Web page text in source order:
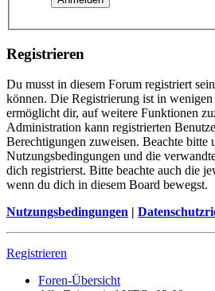
Registrieren
Du musst in diesem Forum registriert
können. Die Registrierung ist in
ermöglicht dir, auf weitere Funktionen
Administration kann registrierten
Berechtigungen zuweisen. Beachte bitte
Nutzungsbedingungen und die
dich registrierst. Bitte beachte auch die
wenn du dich in diesem Board bewegst.
Nutzungsbedingungen |
Registrieren
Foren-Übersicht